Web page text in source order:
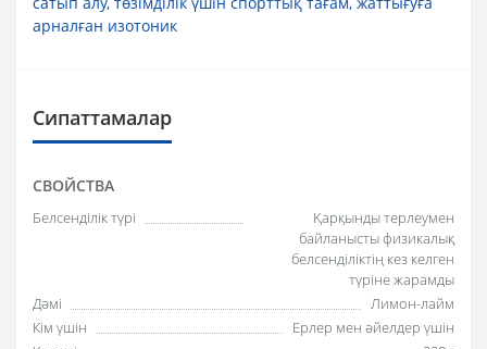
арналған изотоник
Сипаттамалар
СВОЙСТВА
Белсенділік түрі
Қарқынды терлеумен
байланысты физикалық
белсенділіктің кез келген
түріне жарамды
Дәмі
Лимон-лайм
Кім үшін
Ерлер мен әйелдер үшін